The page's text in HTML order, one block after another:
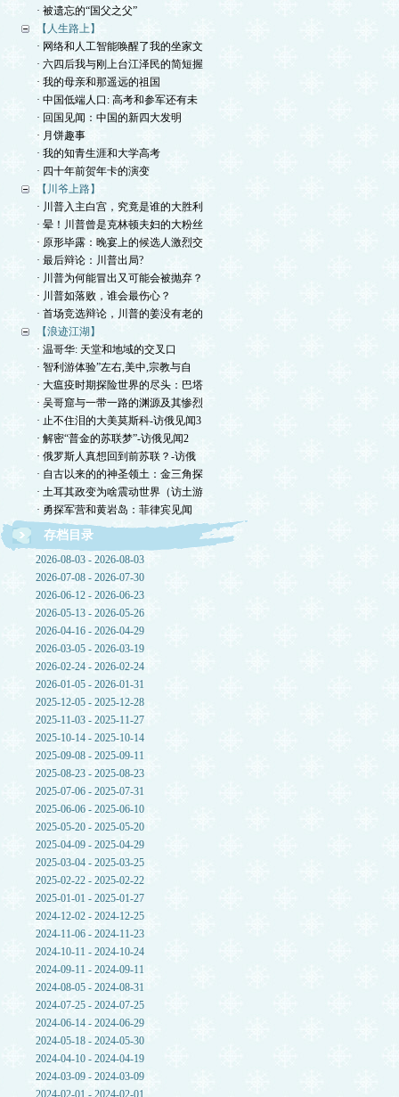
· 被遗忘的“国父之父”
【人生路上】
· 网络和人工智能唤醒了我的坐家文
· 六四后我与刚上台江泽民的简短握
· 我的母亲和那遥远的祖国
· 中国低端人口: 高考和参军还有未
· 回国见闻：中国的新四大发明
· 月饼趣事
· 我的知青生涯和大学高考
· 四十年前贺年卡的演变
【川爷上路】
· 川普入主白宫，究竟是谁的大胜利
· 晕！川普曾是克林顿夫妇的大粉丝
· 原形毕露：晚宴上的候选人激烈交
· 最后辩论：川普出局?
· 川普为何能冒出又可能会被抛弃？
· 川普如落败，谁会最伤心？
· 首场竞选辩论，川普的姜没有老的
【浪迹江湖】
· 温哥华: 天堂和地域的交叉口
· 智利游体验”左右,美中,宗教与自
· 大瘟疫时期探险世界的尽头：巴塔
· 吴哥窟与一带一路的渊源及其惨烈
· 止不住泪的大美莫斯科-访俄见闻3
· 解密“普金的苏联梦”-访俄见闻2
· 俄罗斯人真想回到前苏联？-访俄
· 自古以来的的神圣领土：金三角探
· 土耳其政变为啥震动世界（访土游
· 勇探军营和黄岩岛：菲律宾见闻
存档目录
2026-08-03 - 2026-08-03
2026-07-08 - 2026-07-30
2026-06-12 - 2026-06-23
2026-05-13 - 2026-05-26
2026-04-16 - 2026-04-29
2026-03-05 - 2026-03-19
2026-02-24 - 2026-02-24
2026-01-05 - 2026-01-31
2025-12-05 - 2025-12-28
2025-11-03 - 2025-11-27
2025-10-14 - 2025-10-14
2025-09-08 - 2025-09-11
2025-08-23 - 2025-08-23
2025-07-06 - 2025-07-31
2025-06-06 - 2025-06-10
2025-05-20 - 2025-05-20
2025-04-09 - 2025-04-29
2025-03-04 - 2025-03-25
2025-02-22 - 2025-02-22
2025-01-01 - 2025-01-27
2024-12-02 - 2024-12-25
2024-11-06 - 2024-11-23
2024-10-11 - 2024-10-24
2024-09-11 - 2024-09-11
2024-08-05 - 2024-08-31
2024-07-25 - 2024-07-25
2024-06-14 - 2024-06-29
2024-05-18 - 2024-05-30
2024-04-10 - 2024-04-19
2024-03-09 - 2024-03-09
2024-02-01 - 2024-02-01